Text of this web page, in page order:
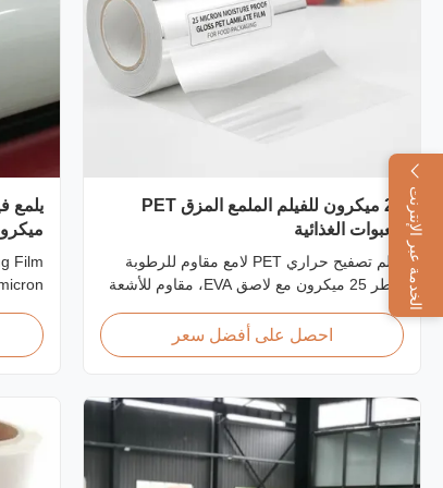
الخدمة عبر الإنترنت
25 ميكرون للفيلم الملمع المزق PET
للعبوات الغذائية
فيلم تصفيح حراري PET لامع مقاوم للرطوبة
بقطر 25 ميكرون مع لاصق EVA، مقاوم للأشعة
متوافق مع إدارة الغذاء والدواء الأمريكية للتغليف
غير المباشر للأغذية، مثالي لكرتون الطعام
احصل على أفضل سعر
ميكرون 25
Film
Shine
As a
...